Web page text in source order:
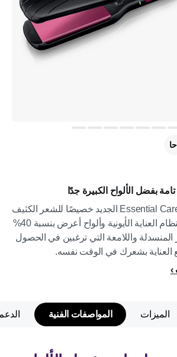
بفضل الألواح الكبيرة جدًا
صمّم جهاز التمليس Essential Care الجديد خصيصًا للشعر الكثيف
والطويل، وهو مزوّد بنظام العناية الأيونية وألواح أعرض بنسبة 40%
واللامعة التي ترغبين في الحصول
العناية بشعرك في الوقت نفسه.
الميزات المواصفات الفنية